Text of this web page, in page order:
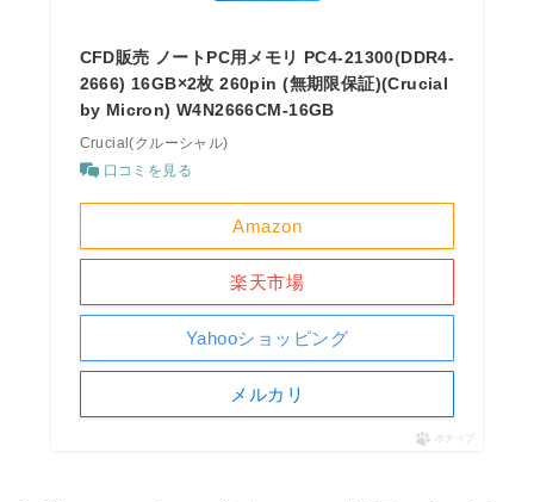
CFD販売 ノートPC用メモリ PC4-21300(DDR4-
2666) 16GB×2枚 260pin (無期限保証)(Crucial
by Micron) W4N2666CM-16GB
Crucial(クルーシャル)
口コミを見る
Amazon
楽天市場
Yahooショッピング
メルカリ
ポチップ